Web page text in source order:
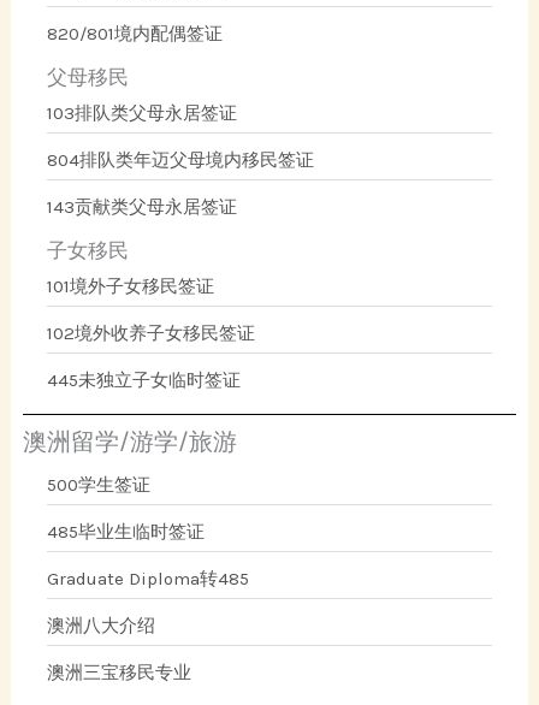
820/801境内配偶签证
父母移民
103排队类父母永居签证
804排队类年迈父母境内移民签证
143贡献类父母永居签证
子女移民
101境外子女移民签证
102境外收养子女移民签证
445未独立子女临时签证
澳洲留学/游学/旅游
500学生签证
485毕业生临时签证
Graduate Diploma转485
澳洲八大介绍
澳洲三宝移民专业